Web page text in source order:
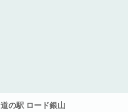
道の駅 ロード銀山